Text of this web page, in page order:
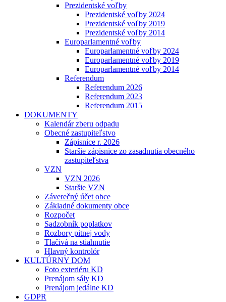
Prezidentské voľby
Prezidentské voľby 2024
Prezidentské voľby 2019
Prezidentské voľby 2014
Europarlamentné voľby
Europarlamentné voľby 2024
Europarlamentné voľby 2019
Europarlamentné voľby 2014
Referendum
Referendum 2026
Referendum 2023
Referendum 2015
DOKUMENTY
Kalendár zberu odpadu
Obecné zastupiteľstvo
Zápisnice r. 2026
Staršie zápisnice zo zasadnutia obecného
zastupiteľstva
VZN
VZN 2026
Staršie VZN
Záverečný účet obce
Základné dokumenty obce
Rozpočet
Sadzobník poplatkov
Rozbory pitnej vody
Tlačivá na stiahnutie
Hlavný kontrolór
KULTÚRNY DOM
Foto exteriéru KD
Prenájom sály KD
Prenájom jedálne KD
GDPR